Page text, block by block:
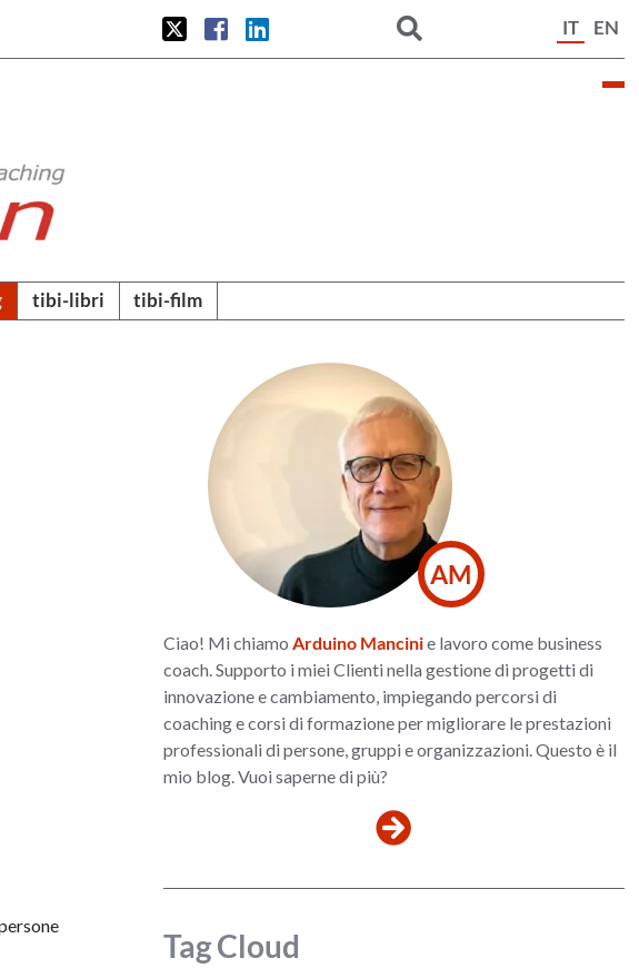
IT EN
tibi-libri tibi-film
AM
Ciao! Mi chiamo Arduino Mancinie lavoro come business
coach. Supporto i miei Clienti nella gestione di progetti di
innovazione e cambiamento, impiegando percorsi di
coaching e corsi di formazione per migliorare le prestazioni
professionali di persone, gruppi e organizzazioni. Questo è il
mio blog. Vuoi saperne di più?
Tag Cloud